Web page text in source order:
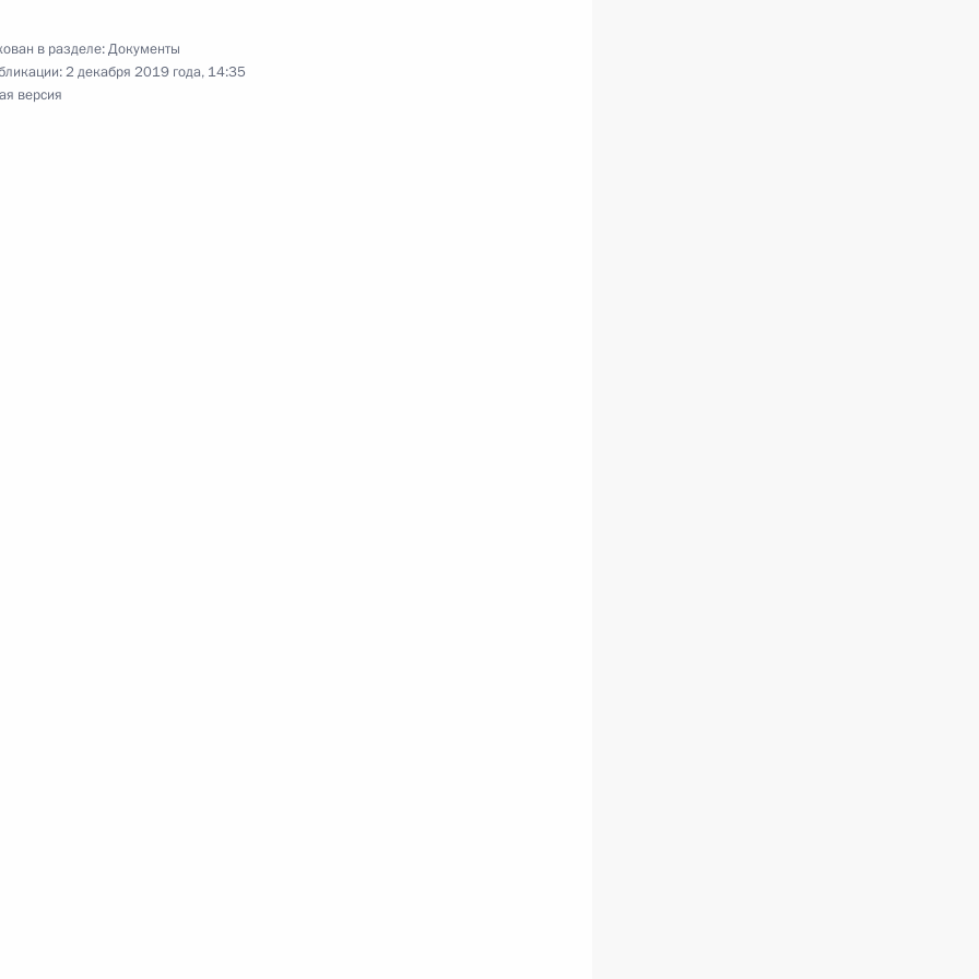
использования некоммерческих
в разделе:Документы
2 декабря 2019 года, 14:35
версия